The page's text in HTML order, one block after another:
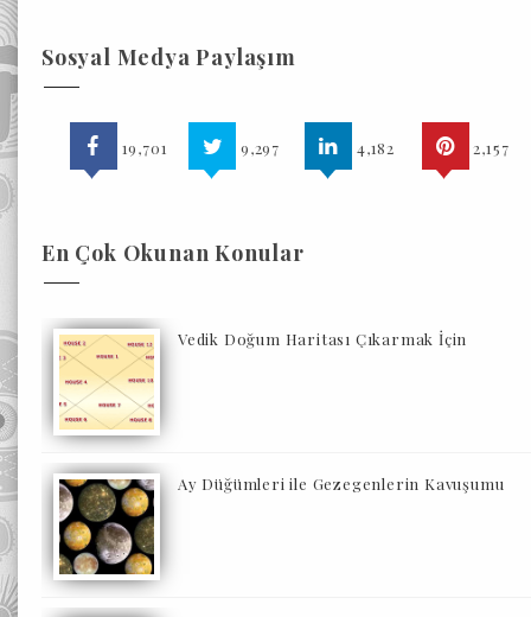
Sosyal Medya Paylaşım
19,701 9,297 4,182 2,157
En Çok Okunan Konular
Vedik Doğum Haritası Çıkarmak İçin
Ay Düğümleri ile Gezegenlerin Kavuşumu